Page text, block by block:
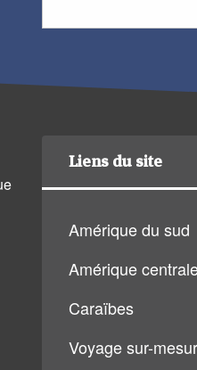
Liens du site
Amérique du sud
Amérique
Caraïbes
Voyage sur-